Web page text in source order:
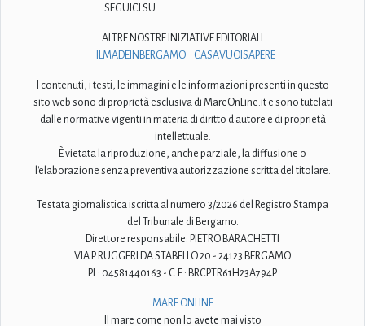
SEGUICI SU
ALTRE NOSTRE INIZIATIVE EDITORIALI
ILMADEINBERGAMO
CASAVUOISAPERE
I contenuti, i testi, le immagini e le informazioni presenti in questo
sito web sono di proprietà esclusiva di MareOnLine.it e sono tutelati
dalle normative vigenti in materia di diritto d'autore e di proprietà
intellettuale.
È vietata la riproduzione, anche parziale, la diffusione o
l'elaborazione senza preventiva autorizzazione scritta del titolare.
Testata giornalistica iscritta al numero 3/2026 del Registro Stampa
del Tribunale di Bergamo.
Direttore responsabile: PIETRO BARACHETTI
VIA P. RUGGERI DA STABELLO 20 - 24123 BERGAMO
P.I.: 04581440163 - C.F.: BRCPTR61H23A794P
MARE ONLINE
Il mare come non lo avete mai visto